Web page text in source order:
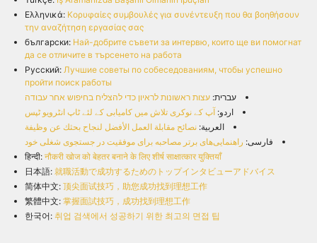
Ελληνικά: Κορυφαίες συμβουλές για συνέντευξη που θα βοηθήσουν
την αναζήτηση εργασίας σας
български: Най-добрите съвети за интервю, които ще ви помогнат
да се отличите в търсенето на работа
Русский: Лучшие советы по собеседованиям, чтобы успешно
пройти поиск работы
עברית: עצות ראשונות לראיון כדי להצליח בחיפוש אחר עבודה
اردو:آپ کے نوکری تلاش میں کامیابی کے لئے ٹاپ انٹرویو ٹپس
العربية: نصائح مقابلة العمل الأفضل لنجاح بحثك عن وظيفة
فارسی: راهنمایی‌های برتر مصاحبه برای موفقیت در جستجوی شغلی خود
हिन्दी: नौकरी खोज को बेहतर बनाने के लिए शीर्ष साक्षात्कार युक्तियाँ
日本語: 就職活動で成功するためのトップインタビューアドバイス
简体中文: 顶尖面试技巧，助您成功找到理想工作
繁體中文: 掌握面試技巧，成功找到理想工作
한국어: 취업 검색에서 성공하기 위한 최고의 면접 팁